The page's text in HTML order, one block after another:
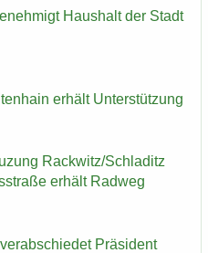
Haus­halt der Stadt
er­hält Un­ter­stüt­zung
Rack­witz/Schla­ditz
er­hält Rad­weg
Prä­si­dent